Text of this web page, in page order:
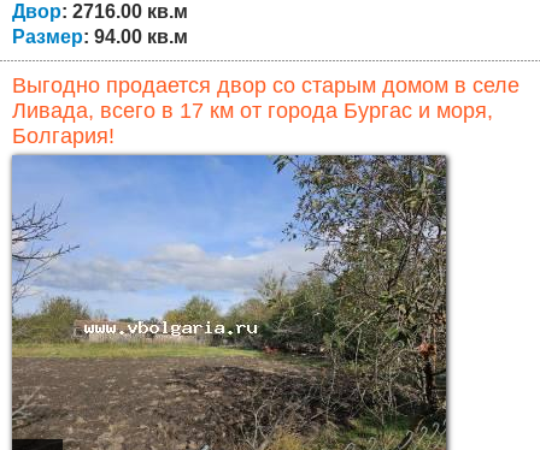
Двор: 2716.00 кв.м
Размер: 94.00 кв.м
Выгодно продается двор со старым домом в селе
Ливада, всего в 17 км от города Бургас и моря,
Болгария!